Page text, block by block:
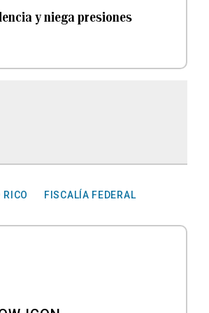
y niega presiones
RICO
FISCALÍA FEDERAL